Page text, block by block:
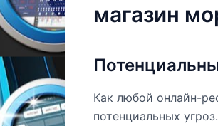
магазин
Как любой онлайн-
потенциальных